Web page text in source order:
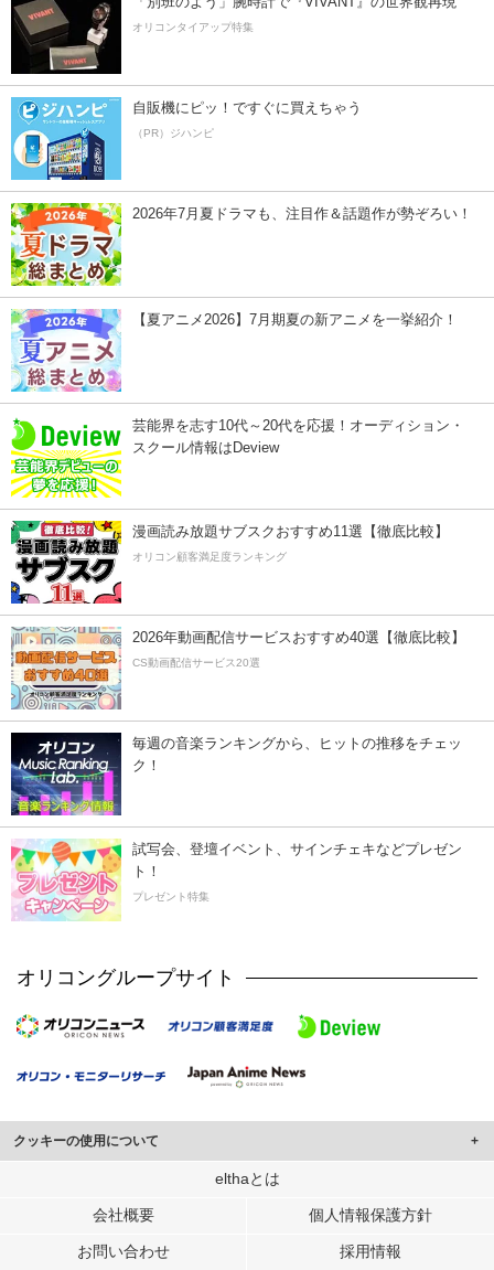
オリコンタイアップ特集
自販機にピッ！ですぐに買えちゃう
（PR）ジハンピ
2026年7月夏ドラマも、注目作＆話題作が勢ぞろい！
【夏アニメ2026】7月期夏の新アニメを一挙紹介！
芸能界を志す10代～20代を応援！オーディション・
スクール情報はDeview
漫画読み放題サブスクおすすめ11選【徹底比較】
オリコン顧客満足度ランキング
2026年動画配信サービスおすすめ40選【徹底比較】
CS動画配信サービス20選
毎週の音楽ランキングから、ヒットの推移をチェッ
ク！
試写会、登壇イベント、サインチェキなどプレゼン
ト！
プレゼント特集
オリコングループサイト
クッキーの使用について
このサイトでは Cookie を使用して、ユーザーに合わせたコンテンツや広告の
行っています。
メディアや広告配信、データ解析の各パートナーに提供しています。
elthaとは
会社概要 個人情報保護方針
お問い合わせ 採用情報